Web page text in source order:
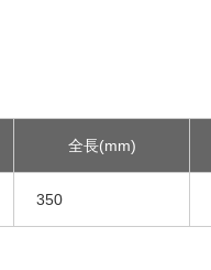
全長(mm)
350